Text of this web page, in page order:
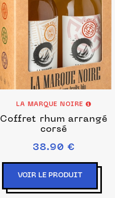
LA MARQUE NOIRE
Coffret rhum arrangé
corsé
38.90 €
VOIR LE PRODUIT